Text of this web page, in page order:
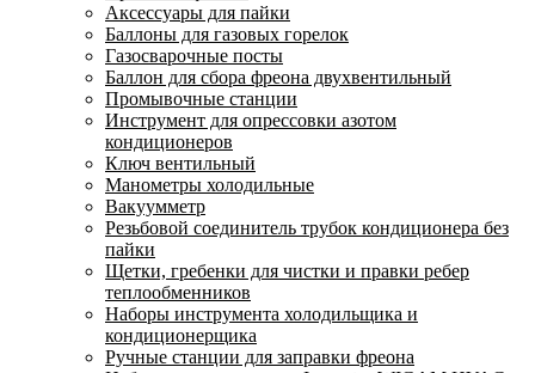
Аксессуары для пайки
Баллоны для газовых горелок
Газосварочные посты
Баллон для сбора фреона двухвентильный
Промывочные станции
Инструмент для опрессовки азотом
кондиционеров
Ключ вентильный
Манометры холодильные
Вакуумметр
Резьбовой соединитель трубок кондиционера без
пайки
Щетки, гребенки для чистки и правки ребер
теплообменников
Наборы инструмента холодильщика и
кондиционерщика
Ручные станции для заправки фреона